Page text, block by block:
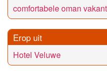
comfortabele oman
Erop uit
Hotel Veluwe